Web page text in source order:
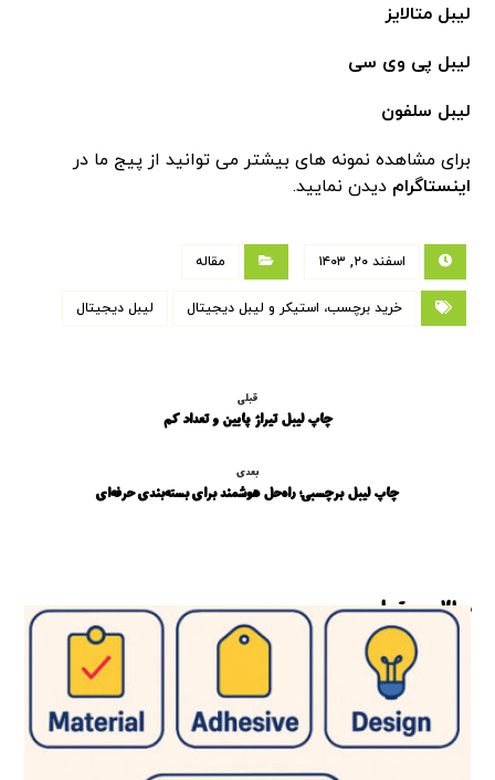
لیبل متالایز
لیبل پی وی سی
لیبل سلفون
برای مشاهده نمونه های بیشتر می توانید از پیج ما در
اینستاگرامدیدن نمایید.
اسفند ۲۰, ۱۴۰۳ مقاله
خرید برچسب، استیکر و لیبل دیجیتال لیبل دیجیتال
قبلی
چاپ لیبل تیراژ پایین و تعداد کم
بعدی
چاپ لیبل برچسبی؛ راه‌حل هوشمند برای بسته‌بندی حرفه‌ای
مطالب مرتبط ...